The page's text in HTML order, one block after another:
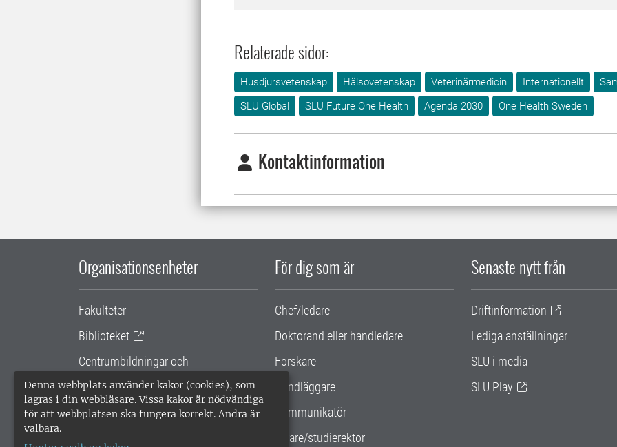
Denna webbplats använder kakor (cookies), som
lagras i din webbläsare. Vissa kakor är nödvändiga
för att webbplatsen ska fungera korrekt. Andra är
valbara.
Relaterade sidor:
Husdjursvetenskap Hälsovetenskap Veterinärmedicin Internationellt
SLU Global
SLU Future One Health Agenda 2030 One Health Sweden
Kontaktinformation
Organisationsenheter
Fakulteter
Biblioteket
Centrumbildningar och
samarbetsprojekt
Gemensamma verksamhetsstödet
För dig som är
Chef/ledare
Doktorand eller handledare
Forskare
Handläggare
Kommunikatör
Lärare/studierektor
Senaste nytt från
Driftinformation
Lediga anställningar
SLU i media
SLU Play